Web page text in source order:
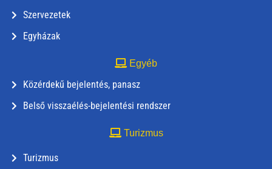
Szervezetek
Egyházak
Egyéb
Közérdekű bejelentés, panasz
Belső visszaélés-bejelentési rendszer
Turizmus
Turizmus